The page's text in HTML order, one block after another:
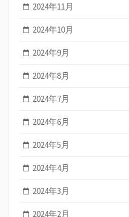
2024年11月
2024年10月
2024年9月
2024年8月
2024年7月
2024年6月
2024年5月
2024年4月
2024年3月
2024年2月